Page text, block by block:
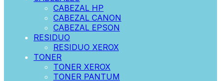
CABEZAL HP
CABEZAL CANON
CABEZAL EPSON
RESIDUO
RESIDUO XEROX
TONER
TONER XEROX
TONER PANTUM